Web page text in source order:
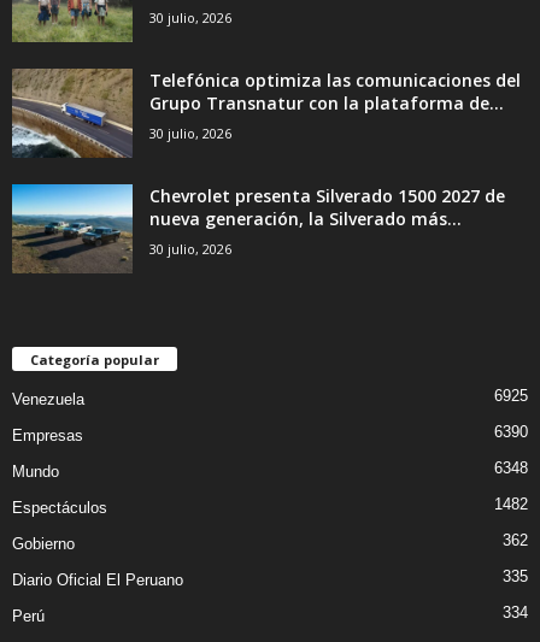
30 julio, 2026
Telefónica optimiza las comunicaciones del
Grupo Transnatur con la plataforma de...
30 julio, 2026
Chevrolet presenta Silverado 1500 2027 de
nueva generación, la Silverado más...
30 julio, 2026
Categoría popular
Venezuela 6925
Empresas 6390
Mundo 6348
Espectáculos 1482
Gobierno 362
Diario Oficial El Peruano 335
Perú 334